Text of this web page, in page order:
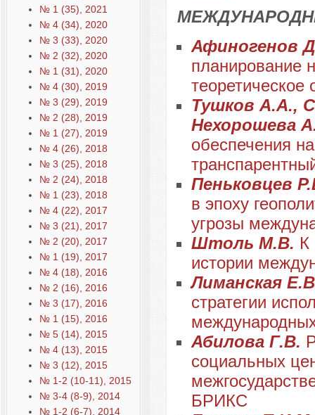
№ 1 (35), 2021
№ 4 (34), 2020
№ 3 (33), 2020
№ 2 (32), 2020
№ 1 (31), 2020
№ 4 (30), 2019
№ 3 (29), 2019
№ 2 (28), 2019
№ 1 (27), 2019
№ 4 (26), 2018
№ 3 (25), 2018
№ 2 (24), 2018
№ 1 (23), 2018
№ 4 (22), 2017
№ 3 (21), 2017
№ 2 (20), 2017
№ 1 (19), 2017
№ 4 (18), 2016
№ 2 (16), 2016
№ 3 (17), 2016
№ 1 (15), 2016
№ 5 (14), 2015
№ 4 (13), 2015
№ 3 (12), 2015
№ 1-2 (10-11), 2015
№ 3-4 (8-9), 2014
№ 1-2 (6-7), 2014
Афиногенов
планирование
Тушков А.А.,
Нехорошева
обеспечения
Пеньковцев
в эпоху
угрозы
Штоль М.В. К
истории
Лиманская
стратегии
Абилова Г.В.
социальных
БРИКС